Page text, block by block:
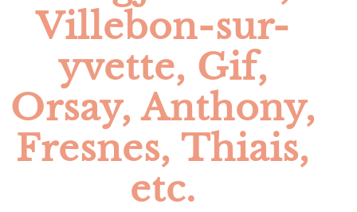
Villebon-sur-
yvette, Gif,
Orsay, Anthony,
Fresnes, Thiais,
etc.